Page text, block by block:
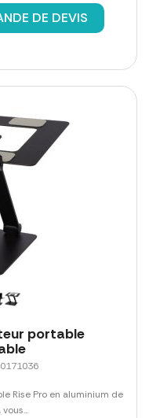
DE DEVIS
portable
Rise Pro en aluminium de